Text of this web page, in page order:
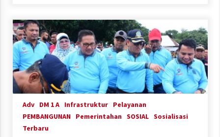
Adv DM 1 A Infrastruktur
Pelayanan
PEMBANGUNAN
Pemerintahan SOSIAL Sosialisasi
Terbaru